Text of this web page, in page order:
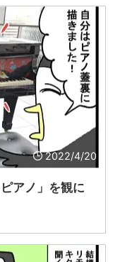
2022/4/20
アノ」を観に